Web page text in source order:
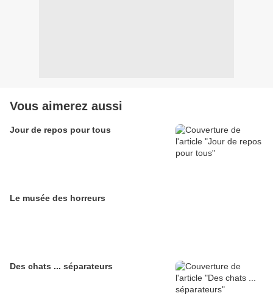
Vous aimerez aussi
Jour de repos pour tous
Le musée des horreurs
Des chats ... séparateurs